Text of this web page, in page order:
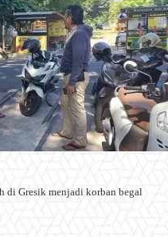
di Gresik menjadi korban begal